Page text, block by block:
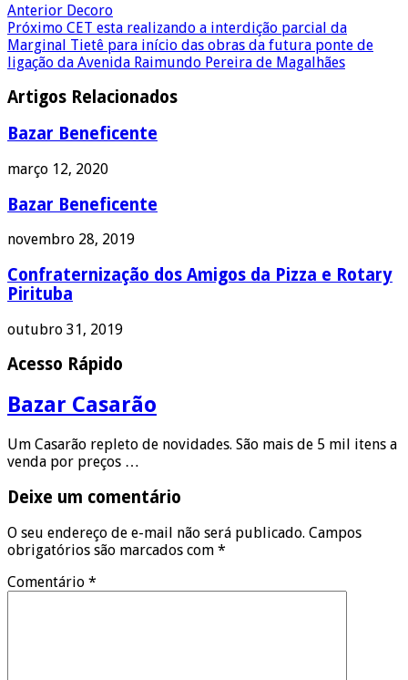
Anterior Decoro
Próximo CET esta realizando a interdição parcial da
Marginal Tietê para início das obras da futura ponte de
ligação da Avenida Raimundo Pereira de Magalhães
Artigos Relacionados
Bazar Beneficente
março 12, 2020
Bazar Beneficente
novembro 28, 2019
Confraternização dos Amigos da Pizza e Rotary
Pirituba
outubro 31, 2019
Acesso Rápido
Bazar Casarão
Um Casarão repleto de novidades. São mais de 5 mil itens a
venda por preços …
Deixe um comentário
O seu endereço de e-mail não será publicado. Campos
obrigatórios são marcados com *
Comentário *